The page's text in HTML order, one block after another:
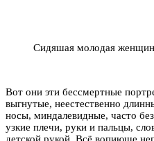
Сидяшая молодая
Вот они эти бессмертные
выгнутые, неестественно
носы, миндалевидные, часто
узкие плечи, руки и пальцы,